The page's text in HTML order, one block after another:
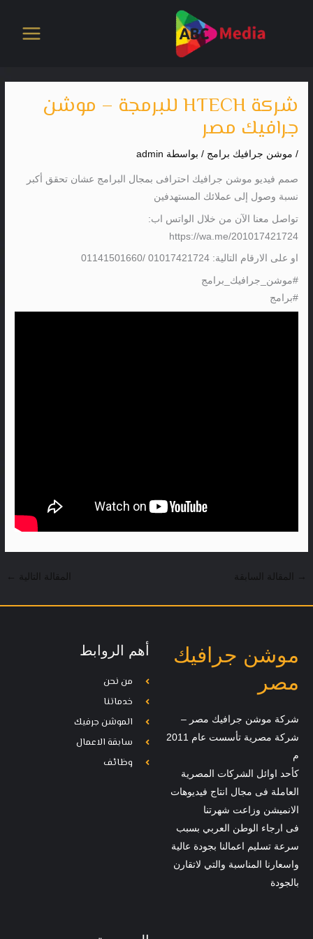
شركة HTECH للبرمجة – موشن
جرافيك مصر
/ موشن جرافيك برامج / بواسطة admin
صمم فيديو موشن جرافيك احترافى بمجال البرامج عشان تحقق أكبر
نسبة وصول إلى عملائك المستهدفين
تواصل معنا الآن من خلال الواتس اب:
https://wa.me/201017421724
او على الارقام التالية: 01017421724 /01141501660
#موشن_جرافيك_برامج
#برامج
→ المقالة السابقة المقالة التالية ←
موشن جرافيك
مصر
شركة موشن جرافيك مصر –
شركة مصرية تأسست عام 2011
م
كأحد اوائل الشركات المصرية
العاملة فى مجال انتاج فيديوهات
الانميشن وزاعت شهرتنا
فى ارجاء الوطن العربي بسبب
سرعة تسليم اعمالنا بجودة عالية
واسعارنا المناسبة والتي لاتقارن
بالجودة
أهم الروابط
من نحن
خدماتنا
الموشن جرفيك
سابقة الاعمال
وظائف